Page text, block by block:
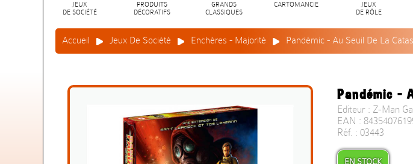
JEUX
DE SOCIÉTÉ
PRODUITS
DÉCORATIFS
GRANDS
CLASSIQUES
CARTOMANCIE
JEUX
DE RÔLE
Accueil Jeux De Société Enchères - Majorité Pandémic - Au Seuil De La
Pandémic -
Editeur : Z-Man
EAN :
Réf. : 03443
EN STOCK